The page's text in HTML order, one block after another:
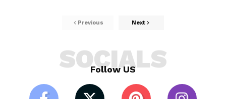
Previous Next
Follow US
SOCIALS